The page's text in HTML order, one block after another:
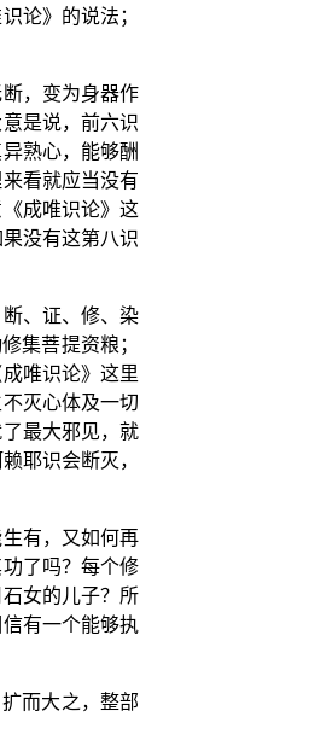
论》的说法；
，变为身器作
是说，前六识
熟心，能够酬
看就应当没有
成唯识论》这
没有这第八识
、证、修、染
集菩提资粮；
唯识论》这里
灭心体及一切
最大邪见，就
耶识会断灭，
有，又如何再
了吗？每个修
女的儿子？所
有一个能够执
而大之，整部